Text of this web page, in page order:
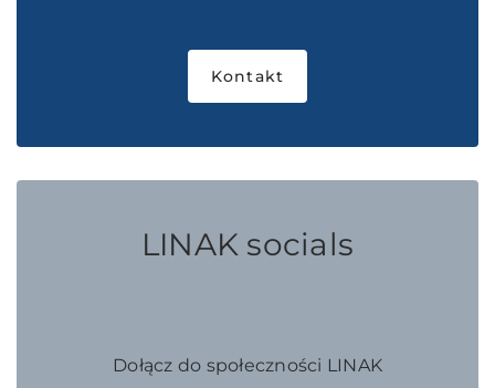
Kontakt
LINAK socials
Dołącz do społeczności LINAK